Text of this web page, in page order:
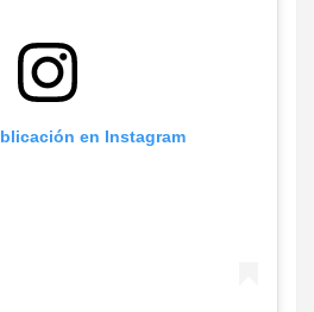
en Instagram